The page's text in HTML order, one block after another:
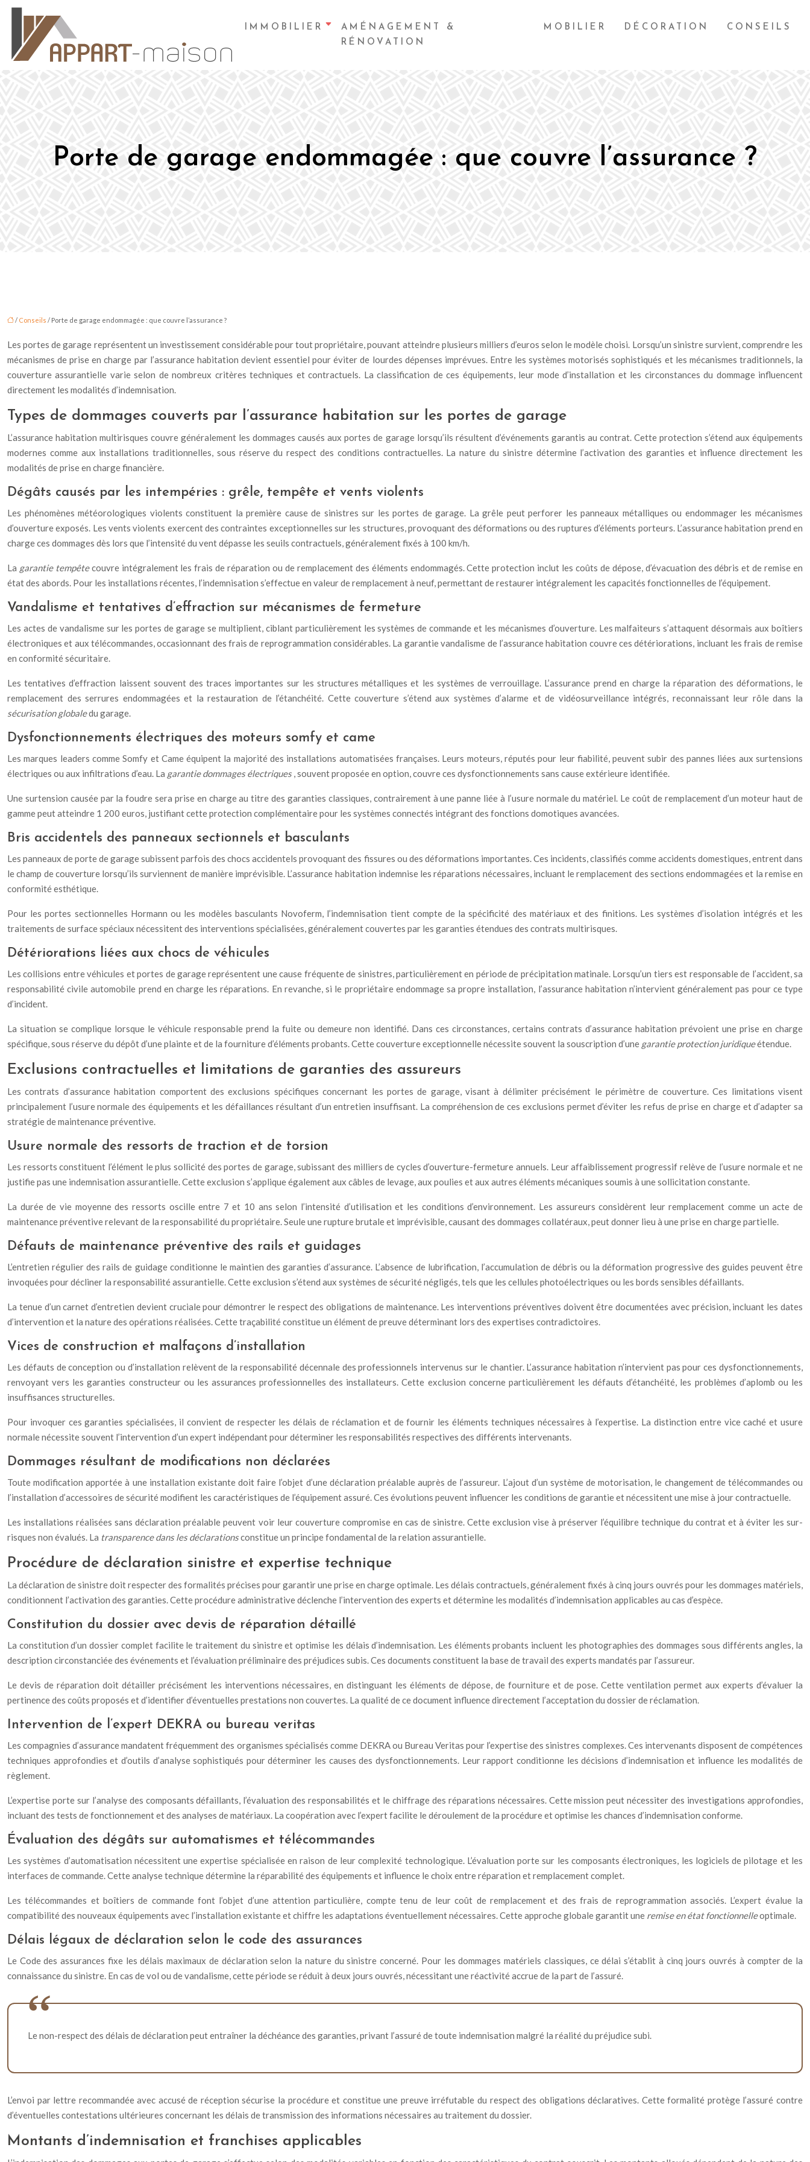
IMMOBILIER
AMÉNAGEMENT &
RÉNOVATION
MOBILIER DÉCORATION CONSEILS
Porte de garage endommagée : que couvre l’assurance ?
/ Conseils / Porte de garage endommagée : que couvre l’assurance ?
Les portes de garage représentent un investissement considérable pour tout propriétaire, pouvant atteindre plusieurs milliers d’euros selon le modèle choisi. Lorsqu’un sinistre survient, comprendre les
mécanismes de prise en charge par l’assurance habitation devient essentiel pour éviter de lourdes dépenses imprévues. Entre les systèmes motorisés sophistiqués et les mécanismes traditionnels, la
couverture assurantielle varie selon de nombreux critères techniques et contractuels. La classification de ces équipements, leur mode d’installation et les circonstances du dommage influencent
directement les modalités d’indemnisation.
Types de dommages couverts par l’assurance habitation sur les portes de garage
L’assurance habitation multirisques couvre généralement les dommages causés aux portes de garage lorsqu’ils résultent d’événements garantis au contrat. Cette protection s’étend aux équipements
modernes comme aux installations traditionnelles, sous réserve du respect des conditions contractuelles. La nature du sinistre détermine l’activation des garanties et influence directement les
modalités de prise en charge financière.
Dégâts causés par les intempéries : grêle, tempête et vents violents
Les phénomènes météorologiques violents constituent la première cause de sinistres sur les portes de garage. La grêle peut perforer les panneaux métalliques ou endommager les mécanismes
d’ouverture exposés. Les vents violents exercent des contraintes exceptionnelles sur les structures, provoquant des déformations ou des ruptures d’éléments porteurs. L’assurance habitation prend en
charge ces dommages dès lors que l’intensité du vent dépasse les seuils contractuels, généralement fixés à 100 km/h.
La garantie tempêtecouvre intégralement les frais de réparation ou de remplacement des éléments endommagés. Cette protection inclut les coûts de dépose, d’évacuation des débris et de remise en
état des abords. Pour les installations récentes, l’indemnisation s’effectue en valeur de remplacement à neuf, permettant de restaurer intégralement les capacités fonctionnelles de l’équipement.
Vandalisme et tentatives d’effraction sur mécanismes de fermeture
Les actes de vandalisme sur les portes de garage se multiplient, ciblant particulièrement les systèmes de commande et les mécanismes d’ouverture. Les malfaiteurs s’attaquent désormais aux boîtiers
électroniques et aux télécommandes, occasionnant des frais de reprogrammation considérables. La garantie vandalisme de l’assurance habitation couvre ces détériorations, incluant les frais de remise
en conformité sécuritaire.
Les tentatives d’effraction laissent souvent des traces importantes sur les structures métalliques et les systèmes de verrouillage. L’assurance prend en charge la réparation des déformations, le
remplacement des serrures endommagées et la restauration de l’étanchéité. Cette couverture s’étend aux systèmes d’alarme et de vidéosurveillance intégrés, reconnaissant leur rôle dans la
sécurisation globaledu garage.
Dysfonctionnements électriques des moteurs somfy et came
Les marques leaders comme Somfy et Came équipent la majorité des installations automatisées françaises. Leurs moteurs, réputés pour leur fiabilité, peuvent subir des pannes liées aux surtensions
électriques ou aux infiltrations d’eau. La garantie dommages électriques, souvent proposée en option, couvre ces dysfonctionnements sans cause extérieure identifiée.
Une surtension causée par la foudre sera prise en charge au titre des garanties classiques, contrairement à une panne liée à l’usure normale du matériel. Le coût de remplacement d’un moteur haut de
gamme peut atteindre 1 200 euros, justifiant cette protection complémentaire pour les systèmes connectés intégrant des fonctions domotiques avancées.
Bris accidentels des panneaux sectionnels et basculants
Les panneaux de porte de garage subissent parfois des chocs accidentels provoquant des fissures ou des déformations importantes. Ces incidents, classifiés comme accidents domestiques, entrent dans
le champ de couverture lorsqu’ils surviennent de manière imprévisible. L’assurance habitation indemnise les réparations nécessaires, incluant le remplacement des sections endommagées et la remise en
conformité esthétique.
Pour les portes sectionnelles Hormann ou les modèles basculants Novoferm, l’indemnisation tient compte de la spécificité des matériaux et des finitions. Les systèmes d’isolation intégrés et les
traitements de surface spéciaux nécessitent des interventions spécialisées, généralement couvertes par les garanties étendues des contrats multirisques.
Détériorations liées aux chocs de véhicules
Les collisions entre véhicules et portes de garage représentent une cause fréquente de sinistres, particulièrement en période de précipitation matinale. Lorsqu’un tiers est responsable de l’accident, sa
responsabilité civile automobile prend en charge les réparations. En revanche, si le propriétaire endommage sa propre installation, l’assurance habitation n’intervient généralement pas pour ce type
d’incident.
La situation se complique lorsque le véhicule responsable prend la fuite ou demeure non identifié. Dans ces circonstances, certains contrats d’assurance habitation prévoient une prise en charge
spécifique, sous réserve du dépôt d’une plainte et de la fourniture d’éléments probants. Cette couverture exceptionnelle nécessite souvent la souscription d’une garantie protection juridiqueétendue.
Exclusions contractuelles et limitations de garanties des assureurs
Les contrats d’assurance habitation comportent des exclusions spécifiques concernant les portes de garage, visant à délimiter précisément le périmètre de couverture. Ces limitations visent
principalement l’usure normale des équipements et les défaillances résultant d’un entretien insuffisant. La compréhension de ces exclusions permet d’éviter les refus de prise en charge et d’adapter sa
stratégie de maintenance préventive.
Usure normale des ressorts de traction et de torsion
Les ressorts constituent l’élément le plus sollicité des portes de garage, subissant des milliers de cycles d’ouverture-fermeture annuels. Leur affaiblissement progressif relève de l’usure normale et ne
justifie pas une indemnisation assurantielle. Cette exclusion s’applique également aux câbles de levage, aux poulies et aux autres éléments mécaniques soumis à une sollicitation constante.
La durée de vie moyenne des ressorts oscille entre 7 et 10 ans selon l’intensité d’utilisation et les conditions d’environnement. Les assureurs considèrent leur remplacement comme un acte de
maintenance préventive relevant de la responsabilité du propriétaire. Seule une rupture brutale et imprévisible, causant des dommages collatéraux, peut donner lieu à une prise en charge partielle.
Défauts de maintenance préventive des rails et guidages
L’entretien régulier des rails de guidage conditionne le maintien des garanties d’assurance. L’absence de lubrification, l’accumulation de débris ou la déformation progressive des guides peuvent être
invoquées pour décliner la responsabilité assurantielle. Cette exclusion s’étend aux systèmes de sécurité négligés, tels que les cellules photoélectriques ou les bords sensibles défaillants.
La tenue d’un carnet d’entretien devient cruciale pour démontrer le respect des obligations de maintenance. Les interventions préventives doivent être documentées avec précision, incluant les dates
d’intervention et la nature des opérations réalisées. Cette traçabilité constitue un élément de preuve déterminant lors des expertises contradictoires.
Vices de construction et malfaçons d’installation
Les défauts de conception ou d’installation relèvent de la responsabilité décennale des professionnels intervenus sur le chantier. L’assurance habitation n’intervient pas pour ces dysfonctionnements,
renvoyant vers les garanties constructeur ou les assurances professionnelles des installateurs. Cette exclusion concerne particulièrement les défauts d’étanchéité, les problèmes d’aplomb ou les
insuffisances structurelles.
Pour invoquer ces garanties spécialisées, il convient de respecter les délais de réclamation et de fournir les éléments techniques nécessaires à l’expertise. La distinction entre vice caché et usure
normale nécessite souvent l’intervention d’un expert indépendant pour déterminer les responsabilités respectives des différents intervenants.
Dommages résultant de modifications non déclarées
Toute modification apportée à une installation existante doit faire l’objet d’une déclaration préalable auprès de l’assureur. L’ajout d’un système de motorisation, le changement de télécommandes ou
l’installation d’accessoires de sécurité modifient les caractéristiques de l’équipement assuré. Ces évolutions peuvent influencer les conditions de garantie et nécessitent une mise à jour contractuelle.
Les installations réalisées sans déclaration préalable peuvent voir leur couverture compromise en cas de sinistre. Cette exclusion vise à préserver l’équilibre technique du contrat et à éviter les sur-
risques non évalués. La transparence dans les déclarationsconstitue un principe fondamental de la relation assurantielle.
Procédure de déclaration sinistre et expertise technique
La déclaration de sinistre doit respecter des formalités précises pour garantir une prise en charge optimale. Les délais contractuels, généralement fixés à cinq jours ouvrés pour les dommages matériels,
conditionnent l’activation des garanties. Cette procédure administrative déclenche l’intervention des experts et détermine les modalités d’indemnisation applicables au cas d’espèce.
Constitution du dossier avec devis de réparation détaillé
La constitution d’un dossier complet facilite le traitement du sinistre et optimise les délais d’indemnisation. Les éléments probants incluent les photographies des dommages sous différents angles, la
description circonstanciée des événements et l’évaluation préliminaire des préjudices subis. Ces documents constituent la base de travail des experts mandatés par l’assureur.
Le devis de réparation doit détailler précisément les interventions nécessaires, en distinguant les éléments de dépose, de fourniture et de pose. Cette ventilation permet aux experts d’évaluer la
pertinence des coûts proposés et d’identifier d’éventuelles prestations non couvertes. La qualité de ce document influence directement l’acceptation du dossier de réclamation.
Intervention de l’expert DEKRA ou bureau veritas
Les compagnies d’assurance mandatent fréquemment des organismes spécialisés comme DEKRA ou Bureau Veritas pour l’expertise des sinistres complexes. Ces intervenants disposent de compétences
techniques approfondies et d’outils d’analyse sophistiqués pour déterminer les causes des dysfonctionnements. Leur rapport conditionne les décisions d’indemnisation et influence les modalités de
règlement.
L’expertise porte sur l’analyse des composants défaillants, l’évaluation des responsabilités et le chiffrage des réparations nécessaires. Cette mission peut nécessiter des investigations approfondies,
incluant des tests de fonctionnement et des analyses de matériaux. La coopération avec l’expert facilite le déroulement de la procédure et optimise les chances d’indemnisation conforme.
Évaluation des dégâts sur automatismes et télécommandes
Les systèmes d’automatisation nécessitent une expertise spécialisée en raison de leur complexité technologique. L’évaluation porte sur les composants électroniques, les logiciels de pilotage et les
interfaces de commande. Cette analyse technique détermine la réparabilité des équipements et influence le choix entre réparation et remplacement complet.
Les télécommandes et boîtiers de commande font l’objet d’une attention particulière, compte tenu de leur coût de remplacement et des frais de reprogrammation associés. L’expert évalue la
compatibilité des nouveaux équipements avec l’installation existante et chiffre les adaptations éventuellement nécessaires. Cette approche globale garantit une remise en état fonctionnelleoptimale.
Délais légaux de déclaration selon le code des assurances
Le Code des assurances fixe les délais maximaux de déclaration selon la nature du sinistre concerné. Pour les dommages matériels classiques, ce délai s’établit à cinq jours ouvrés à compter de la
connaissance du sinistre. En cas de vol ou de vandalisme, cette période se réduit à deux jours ouvrés, nécessitant une réactivité accrue de la part de l’assuré.
Le non-respect des délais de déclaration peut entraîner la déchéance des garanties, privant l’assuré de toute indemnisation malgré la réalité du préjudice subi.
L’envoi par lettre recommandée avec accusé de réception sécurise la procédure et constitue une preuve irréfutable du respect des obligations déclaratives. Cette formalité protège l’assuré contre
d’éventuelles contestations ultérieures concernant les délais de transmission des informations nécessaires au traitement du dossier.
Montants d’indemnisation et franchises applicables